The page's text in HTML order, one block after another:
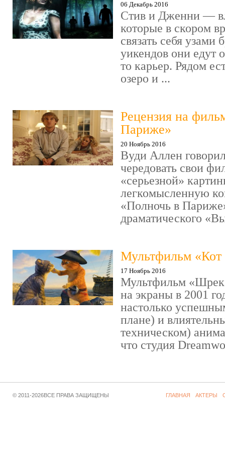
06 Декабрь 2016
Стив и Дженни —
которые в скором
связать себя узами
уикендов они едут
то карьер. Рядом
озеро и ...
Рецензия на
Париже»
20 Ноябрь 2016
Вуди Аллен
чередовать свои
«серьезной»
легкомысленную
«Полночь в
драматического
Мультфильм «Кот
17 Ноябрь 2016
Мультфильм
на экраны в 2001
настолько
плане) и
техническом)
что студия
© 2011-2026ВСЕ ПРАВА ЗАЩИЩЕНЫ ГЛАВНАЯ АКТЕРЫ